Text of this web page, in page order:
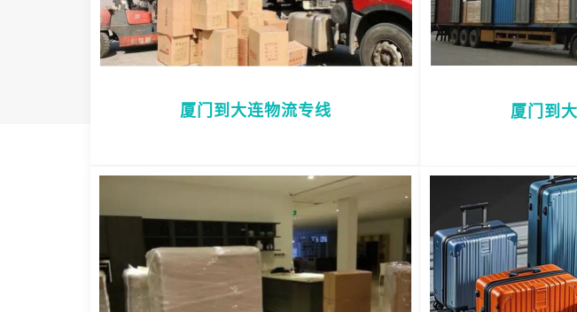
厦门到大连物流专线 厦门到